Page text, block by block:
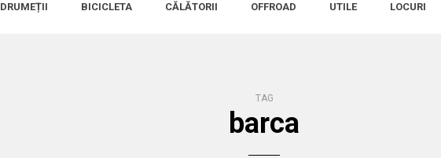
DRUMEȚII BICICLETA CĂLĂTORII OFFROAD UTILE LOCURI
TAG
barca